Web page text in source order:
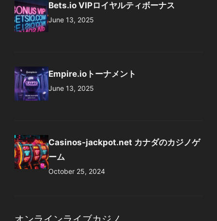
Bets.io VIPロイヤルティボーナス
June 13, 2025
Empire.ioトーナメント
June 13, 2025
Casinos-jackpot.net カナダのカジノゲ
ーム
October 25, 2024